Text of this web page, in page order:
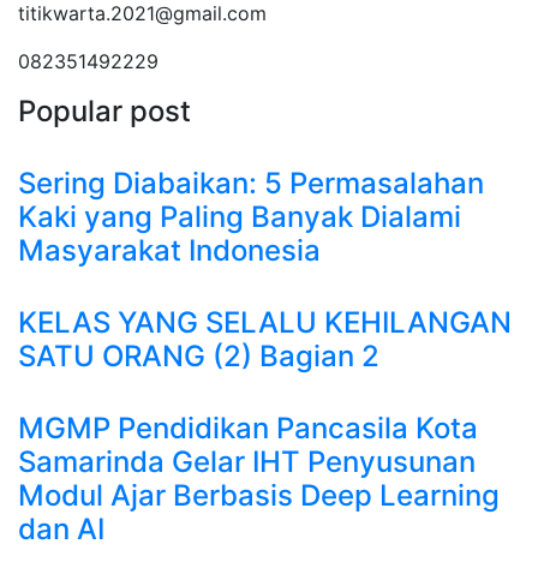
titikwarta.2021@gmail.com
082351492229
Popular post
Sering Diabaikan: 5 Permasalahan
Kaki yang Paling Banyak Dialami
Masyarakat Indonesia
KELAS YANG SELALU KEHILANGAN
SATU ORANG (2) Bagian 2
MGMP Pendidikan Pancasila Kota
Samarinda Gelar IHT Penyusunan
Modul Ajar Berbasis Deep Learning
dan AI